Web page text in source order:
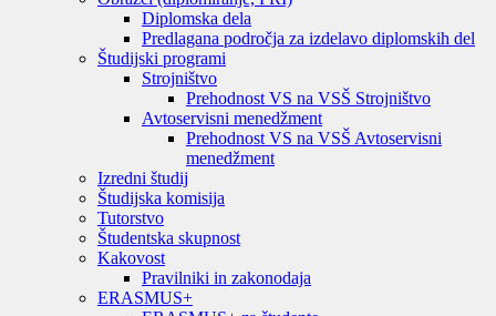
Diplomska dela
Predlagana področja za izdelavo diplomskih del
Študijski programi
Strojništvo
Prehodnost VS na VSŠ Strojništvo
Avtoservisni menedžment
Prehodnost VS na VSŠ Avtoservisni
menedžment
Izredni študij
Študijska komisija
Tutorstvo
Študentska skupnost
Kakovost
Pravilniki in zakonodaja
ERASMUS+